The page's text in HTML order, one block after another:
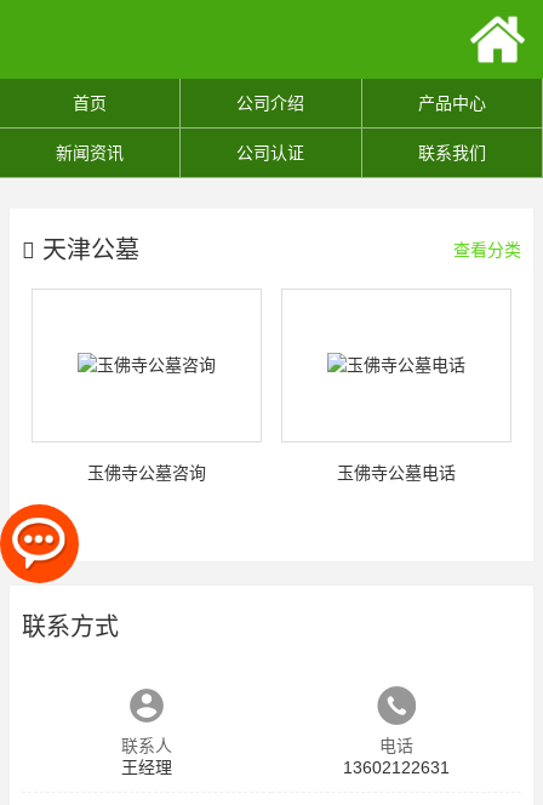
首页 公司介绍 产品中心
新闻资讯 公司认证 联系我们
天津公墓 查看分类
玉佛寺公墓咨询 玉佛寺公墓电话
联系方式
联系人
王经理
电话
13602122631